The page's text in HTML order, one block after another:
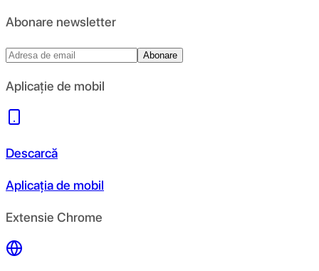
Abonare newsletter
Abonare
Aplicație de mobil
Descarcă
Aplicația de mobil
Extensie Chrome